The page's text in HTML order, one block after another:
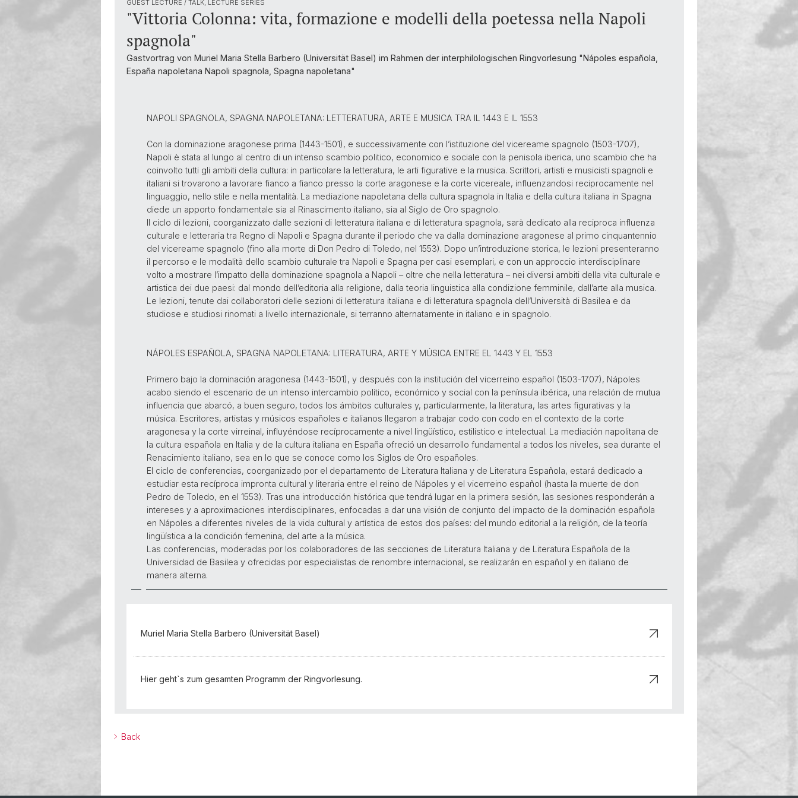
GUEST LECTURE / TALK, LECTURE SERIES
"Vittoria Colonna: vita, formazione e modelli della poetessa nella Napoli
spagnola"
Gastvortrag von Muriel Maria Stella Barbero (Universität Basel) im Rahmen der interphilologischen Ringvorlesung "Nápoles española,
España napoletana Napoli spagnola, Spagna napoletana"
NAPOLI SPAGNOLA, SPAGNA NAPOLETANA: LETTERATURA, ARTE E MUSICA TRA IL 1443 E IL 1553
Con la dominazione aragonese prima (1443-1501), e successivamente con l’istituzione del vicereame spagnolo (1503-1707),
Napoli è stata al lungo al centro di un intenso scambio politico, economico e sociale con la penisola iberica, uno scambio che ha
coinvolto tutti gli ambiti della cultura: in particolare la letteratura, le arti figurative e la musica. Scrittori, artisti e musicisti spagnoli e
italiani si trovarono a lavorare fianco a fianco presso la corte aragonese e la corte vicereale, influenzandosi reciprocamente nel
linguaggio, nello stile e nella mentalità. La mediazione napoletana della cultura spagnola in Italia e della cultura italiana in Spagna
diede un apporto fondamentale sia al Rinascimento italiano, sia al Siglo de Oro spagnolo.
Il ciclo di lezioni, coorganizzato dalle sezioni di letteratura italiana e di letteratura spagnola, sarà dedicato alla reciproca influenza
culturale e letteraria tra Regno di Napoli e Spagna durante il periodo che va dalla dominazione aragonese al primo cinquantennio
del vicereame spagnolo (fino alla morte di Don Pedro di Toledo, nel 1553). Dopo un’introduzione storica, le lezioni presenteranno
il percorso e le modalità dello scambio culturale tra Napoli e Spagna per casi esemplari, e con un approccio interdisciplinare
volto a mostrare l’impatto della dominazione spagnola a Napoli – oltre che nella letteratura – nei diversi ambiti della vita culturale e
artistica dei due paesi: dal mondo dell’editoria alla religione, dalla teoria linguistica alla condizione femminile, dall’arte alla musica.
Le lezioni, tenute dai collaboratori delle sezioni di letteratura italiana e di letteratura spagnola dell’Università di Basilea e da
studiose e studiosi rinomati a livello internazionale, si terranno alternatamente in italiano e in spagnolo.
NÁPOLES ESPAÑOLA, SPAGNA NAPOLETANA: LITERATURA, ARTE Y MÚSICA ENTRE EL 1443 Y EL 1553
Primero bajo la dominación aragonesa (1443-1501), y después con la institución del vicerreino español (1503-1707), Nápoles
acabo siendo el escenario de un intenso intercambio político, económico y social con la península ibérica, una relación de mutua
influencia que abarcó, a buen seguro, todos los ámbitos culturales y, particularmente, la literatura, las artes figurativas y la
música. Escritores, artistas y músicos españoles e italianos llegaron a trabajar codo con codo en el contexto de la corte
aragonesa y la corte virreinal, influyéndose recíprocamente a nivel lingüístico, estilístico e intelectual. La mediación napolitana de
la cultura española en Italia y de la cultura italiana en España ofreció un desarrollo fundamental a todos los niveles, sea durante el
Renacimiento italiano, sea en lo que se conoce como los Siglos de Oro españoles.
El ciclo de conferencias, coorganizado por el departamento de Literatura Italiana y de Literatura Española, estará dedicado a
estudiar esta recíproca impronta cultural y literaria entre el reino de Nápoles y el vicerreino español (hasta la muerte de don
Pedro de Toledo, en el 1553). Tras una introducción histórica que tendrá lugar en la primera sesión, las sesiones responderán a
intereses y a aproximaciones interdisciplinares, enfocadas a dar una visión de conjunto del impacto de la dominación española
en Nápoles a diferentes niveles de la vida cultural y artística de estos dos países: del mundo editorial a la religión, de la teoría
lingüística a la condición femenina, del arte a la música.
Las conferencias, moderadas por los colaboradores de las secciones de Literatura Italiana y de Literatura Española de la
Universidad de Basilea y ofrecidas por especialistas de renombre internacional, se realizarán en español y en italiano de
manera alterna.
Muriel Maria Stella Barbero (Universität Basel)
Hier geht`s zum gesamten Programm der Ringvorlesung.
Back